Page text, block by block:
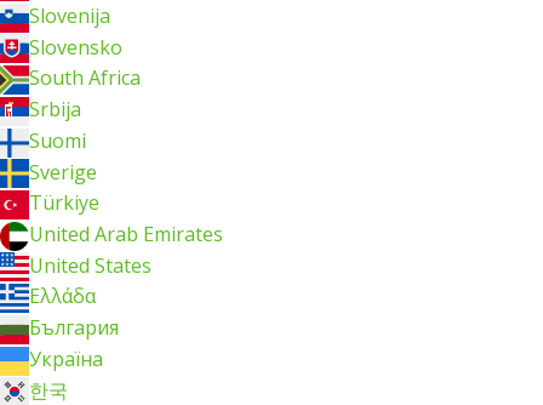
Slovenija
Slovensko
South Africa
Srbija
Suomi
Sverige
Türkiye
United Arab Emirates
United States
Ελλάδα
България
Україна
한국